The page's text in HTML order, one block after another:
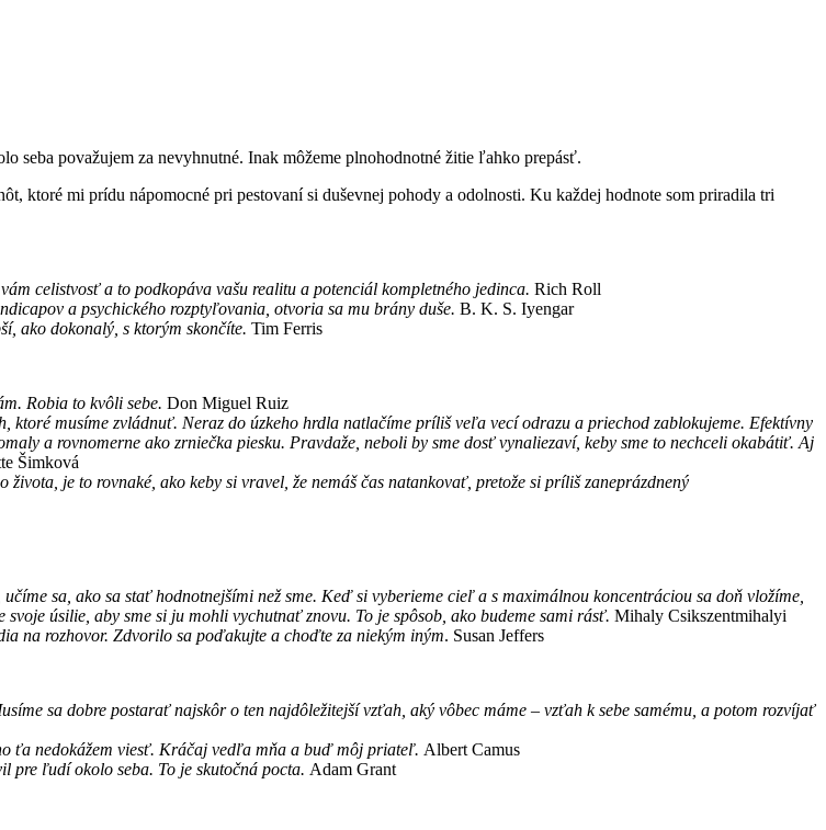
seba považujem za nevyhnutné. Inak môžeme plnohodnotné žitie ľahko prepásť.
ktoré mi prídu nápomocné pri pestovaní si duševnej pohody a odolnosti. Ku každej hodnote som priradila tri
celistvosť a to podkopáva vašu realitu a potenciál kompletného jedinca. Rich Roll
a psychického rozptyľovania, otvoria sa mu brány duše. B. K. S. Iyengar
ako dokonalý, s ktorým skončíte. Tim Ferris
Robia to kvôli sebe. Don Miguel Ruiz
ktoré musíme zvládnuť. Neraz do úzkeho hrdla natlačíme príliš veľa vecí odrazu a priechod zablokujeme. Efektívny
a rovnomerne ako zrniečka piesku. Pravdaže, neboli by sme dosť vynaliezaví, keby sme to nechceli okabátiť. Aj
Šimková
je to rovnaké, ako keby si vravel, že nemáš čas natankovať, pretože si príliš zaneprázdnený
sa, ako sa stať hodnotnejšími než sme. Keď si vyberieme cieľ a s maximálnou koncentráciou sa doň vložíme,
úsilie, aby sme si ju mohli vychutnať znovu. To je spôsob, ako budeme sami rásť. Mihaly Csikszentmihalyi
na rozhovor. Zdvorilo sa poďakujte a choďte za niekým iným. Susan Jeffers
sa dobre postarať najskôr o ten najdôležitejší vzťah, aký vôbec máme – vzťah k sebe samému, a potom rozvíjať
ťa nedokážem viesť. Kráčaj vedľa mňa a buď môj priateľ. Albert Camus
pre ľudí okolo seba. To je skutočná pocta. Adam Grant